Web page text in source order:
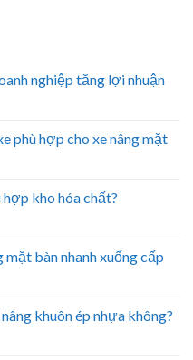
nghiệp tăng lợi nhuận
phù hợp cho xe nâng mặt
hợp kho hóa chất?
bàn nhanh xuống cấp
khuôn ép nhựa không?